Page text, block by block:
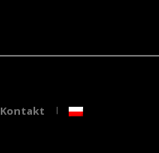
Kontakt